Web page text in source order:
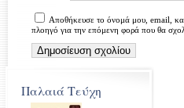
Αποθήκευσε το όνομά μου, email,
πλοηγό για την επόμενη φορά που θα
Παλαιά Τεύχη